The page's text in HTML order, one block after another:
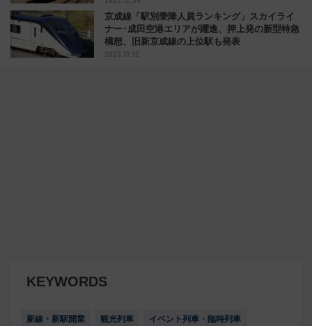
京成線「駅別乗降人員ランキング」スカイライ
ナー･成田空港エリアが躍進、押上発の新型特急
構想、旧新京成線の上位駅も発表
2025.12.12
KEYWORDS
新線・新駅開業 観光列車 イベント列車・臨時列車